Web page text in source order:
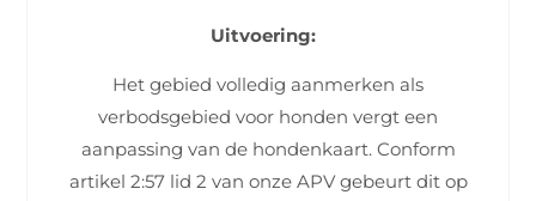
Uitvoering:
Het gebied volledig aanmerken als
verbodsgebied voor honden vergt een
aanpassing van de hondenkaart. Conform
artikel 2:57 lid 2 van onze APV gebeurt dit op